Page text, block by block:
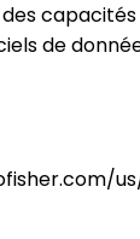
de